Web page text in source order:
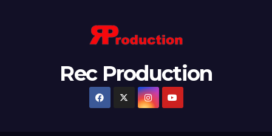
Rec Production